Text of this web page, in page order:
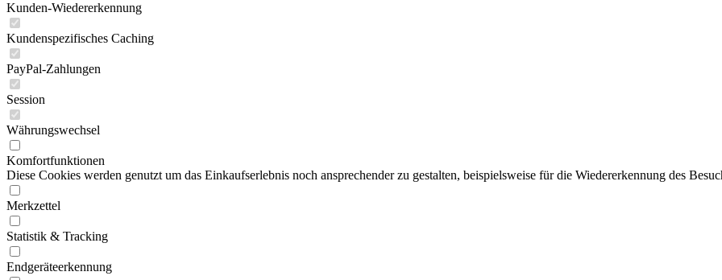
Kunden-Wiedererkennung
Kundenspezifisches Caching
PayPal-Zahlungen
Session
Währungswechsel
Komfortfunktionen
Diese Cookies werden genutzt um das Einkaufserlebnis noch ansprechender zu gestalten, beispielsweise für die Wiedererkennung des
Merkzettel
Statistik & Tracking
Endgeräteerkennung